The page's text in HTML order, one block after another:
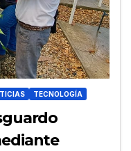
TECNOLOGÍA